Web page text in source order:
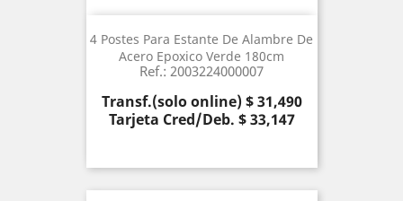
4 Postes Para Estante De Alambre De
Acero Epoxico Verde 180cm
Ref.: 2003224000007
Precio
Transf.(solo online) $ 31,490
Tarjeta Cred/Deb. $ 33,147